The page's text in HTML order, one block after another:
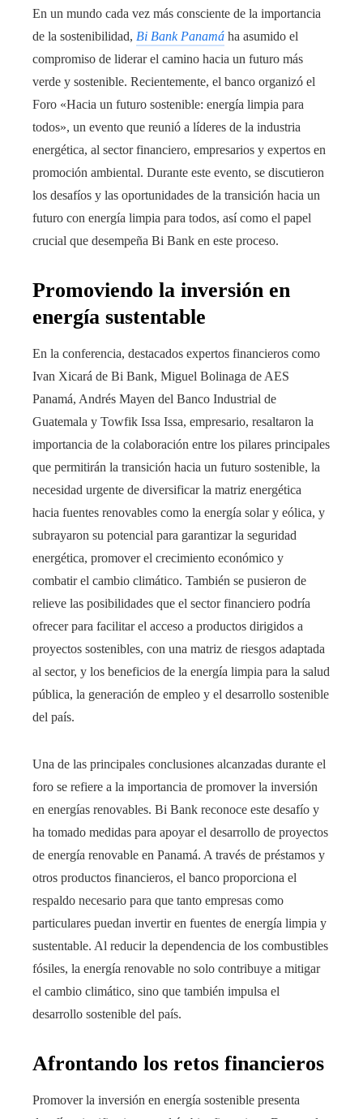
En un mundo cada vez más consciente de la importancia
de la sostenibilidad, Bi Bank Panamá ha asumido el
compromiso de liderar el camino hacia un futuro más
verde y sostenible. Recientemente, el banco organizó el
Foro «Hacia un futuro sostenible: energía limpia para
todos», un evento que reunió a líderes de la industria
energética, al sector financiero, empresarios y expertos en
promoción ambiental. Durante este evento, se discutieron
los desafíos y las oportunidades de la transición hacia un
futuro con energía limpia para todos, así como el papel
crucial que desempeña Bi Bank en este proceso.
Promoviendo la inversión en
energía sustentable
En la conferencia, destacados expertos financieros como
Ivan Xicará de Bi Bank, Miguel Bolinaga de AES
Panamá, Andrés Mayen del Banco Industrial de
Guatemala y Towfik Issa Issa, empresario, resaltaron la
importancia de la colaboración entre los pilares principales
que permitirán la transición hacia un futuro sostenible, la
necesidad urgente de diversificar la matriz energética
hacia fuentes renovables como la energía solar y eólica, y
subrayaron su potencial para garantizar la seguridad
energética, promover el crecimiento económico y
combatir el cambio climático. También se pusieron de
relieve las posibilidades que el sector financiero podría
ofrecer para facilitar el acceso a productos dirigidos a
proyectos sostenibles, con una matriz de riesgos adaptada
al sector, y los beneficios de la energía limpia para la salud
pública, la generación de empleo y el desarrollo sostenible
del país.
Una de las principales conclusiones alcanzadas durante el
foro se refiere a la importancia de promover la inversión
en energías renovables. Bi Bank reconoce este desafío y
ha tomado medidas para apoyar el desarrollo de proyectos
de energía renovable en Panamá. A través de préstamos y
otros productos financieros, el banco proporciona el
respaldo necesario para que tanto empresas como
particulares puedan invertir en fuentes de energía limpia y
sustentable. Al reducir la dependencia de los combustibles
fósiles, la energía renovable no solo contribuye a mitigar
el cambio climático, sino que también impulsa el
desarrollo sostenible del país.
Afrontando los retos financieros
Promover la inversión en energía sostenible presenta